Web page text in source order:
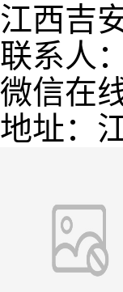
江西吉
联系人
微信在
地址：